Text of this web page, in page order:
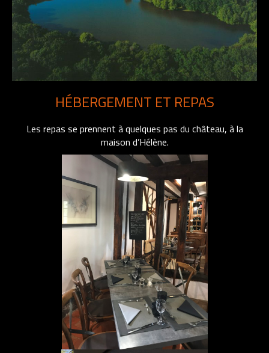
HÉBERGEMENT ET REPAS
Les repas se prennent à quelques pas du château, à la
maison d’Hélène.